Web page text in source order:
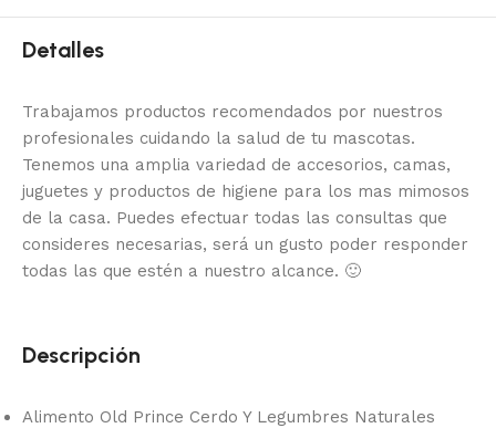
Detalles
Trabajamos productos recomendados por nuestros
profesionales cuidando la salud de tu mascotas.
Tenemos una amplia variedad de accesorios, camas,
juguetes y productos de higiene para los mas mimosos
de la casa. Puedes efectuar todas las consultas que
consideres necesarias, será un gusto poder responder
todas las que estén a nuestro alcance. 🙂
Descripción
Alimento Old Prince Cerdo Y Legumbres Naturales